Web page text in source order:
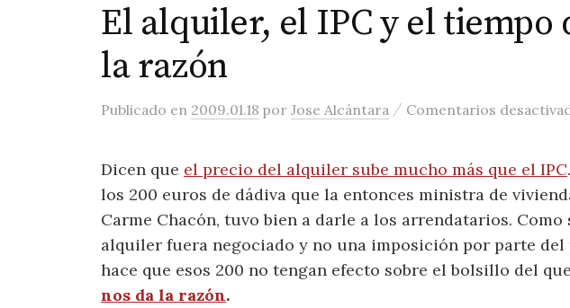
El alquiler, el IPC y el tiempo
la razón
Publicado en 2009.01.18 por Jose Alcántara / Comentarios
Dicen que el precio del alquiler sube mucho más que el IPC
los 200 euros de dádiva que la entonces ministra de
Carme Chacón, tuvo bien a darle a los arrendatarios.
alquiler fuera negociado y no una imposición por parte
hace que esos 200 no tengan efecto sobre el bolsillo del
nos da la razón.